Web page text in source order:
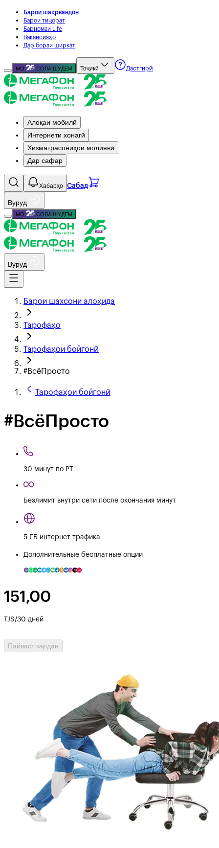
Барои шаҳрвандон
Барои тиҷорат
Барномаи Life
Вакансияҳо
Дар бораи ширкат
МО СОЛА ШУДЕМ Тоҷикӣ Дастгирӣ
Алоқаи мобилӣ
Интернети хонагӣ
Хизматрасониҳои молиявӣ
Дар сафар
Хабарҳо Сабад
Вуруд
МО СОЛА ШУДЕМ
Вуруд
Барои шахсони алоҳида
Тарофаҳо
Тарофаҳои бойгонӣ
#ВсёПросто
Тарофаҳои бойгонӣ
#ВсёПросто
30 минут по РТ
Безлимит внутри сети после окончания минут
5 ГБ интернет трафика
Дополнительные бесплатные опции
151,00
TJS/30 дней
Пайваст кардан